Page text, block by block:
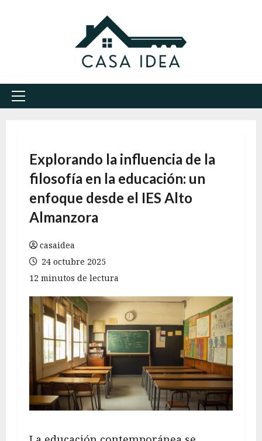
Menú
Explorando la influencia de la
filosofía en la educación: un
enfoque desde el IES Alto
Almanzora
casaidea
24 octubre 2025
12 minutos de lectura